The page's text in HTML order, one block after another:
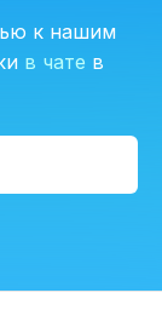
к нашим
в чате в